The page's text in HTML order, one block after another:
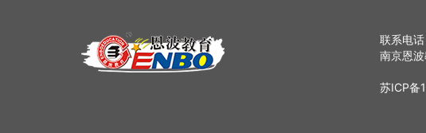
联系电
南京恩
苏ICP备